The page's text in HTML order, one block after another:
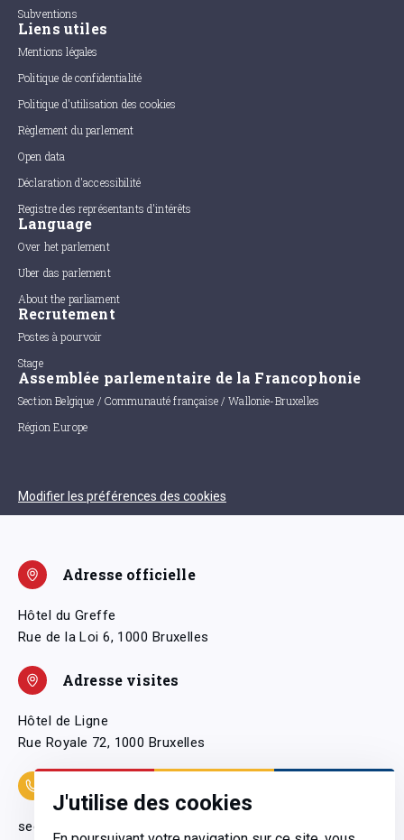
J'utilise des cookies
Subventions
Liens utiles
Mentions légales
Politique de confidentialité
Politique d'utilisation des cookies
Règlement du parlement
Open data
Déclaration d'accessibilité
Registre des représentants d'intérêts
Language
Over het parlement
Uber das parlement
About the parliament
Recrutement
Postes à pourvoir
Stage
Assemblée parlementaire de la Francophonie
Section Belgique / Communauté française / Wallonie-Bruxelles
Région Europe
Modifier les préférences des cookies
Adresse officielle
Hôtel du Greffe
Rue de la Loi 6, 1000 Bruxelles
Adresse visites
Hôtel de Ligne
Rue Royale 72, 1000 Bruxelles
secretariatgeneral@pfwb.be